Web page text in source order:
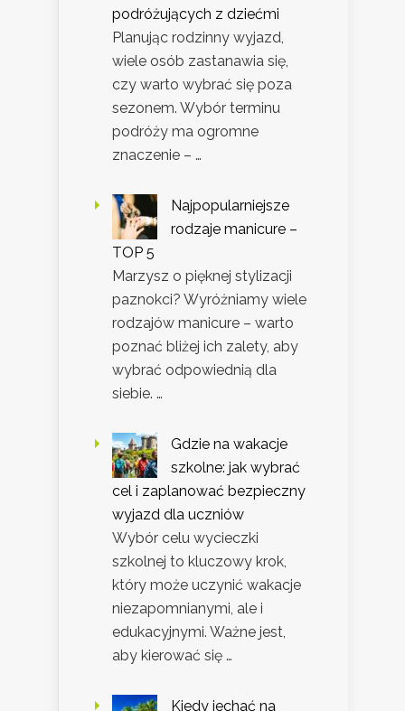
podróżujących z dziećmi
Planując rodzinny wyjazd,
wiele osób zastanawia się,
czy warto wybrać się poza
sezonem. Wybór terminu
podróży ma ogromne
znaczenie – …
Najpopularniejsze
rodzaje manicure –
TOP 5
Marzysz o pięknej stylizacji
paznokci? Wyróżniamy wiele
rodzajów manicure – warto
poznać bliżej ich zalety, aby
wybrać odpowiednią dla
siebie. …
Gdzie na wakacje
szkolne: jak wybrać
cel i zaplanować bezpieczny
wyjazd dla uczniów
Wybór celu wycieczki
szkolnej to kluczowy krok,
który może uczynić wakacje
niezapomnianymi, ale i
edukacyjnymi. Ważne jest,
aby kierować się …
Kiedy jechać na